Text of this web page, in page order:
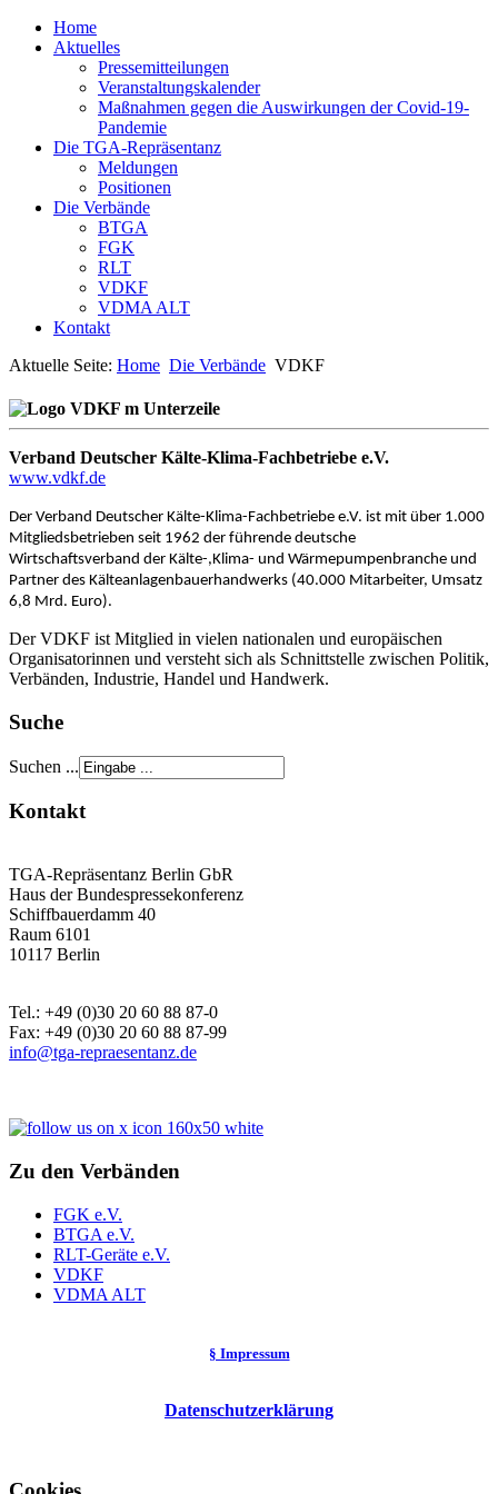
Home
Aktuelles
Pressemitteilungen
Veranstaltungskalender
Maßnahmen gegen die Auswirkungen der Covid-19-
Pandemie
Die TGA-Repräsentanz
Meldungen
Positionen
Die Verbände
BTGA
FGK
RLT
VDKF
VDMA ALT
Kontakt
Aktuelle Seite: Home Die Verbände VDKF
Verband Deutscher Kälte-Klima-Fachbetriebe e.V.
www.vdkf.de
Der Verband Deutscher Kälte-Klima-Fachbetriebe e.V. ist mit über 1.000
Mitgliedsbetrieben seit 1962 der führende deutsche
Wirtschaftsverband der Kälte-,Klima- und Wärmepumpenbranche und
Partner des Kälteanlagenbauerhandwerks (40.000 Mitarbeiter, Umsatz
6,8 Mrd. Euro).
Der VDKF ist Mitglied in vielen nationalen und europäischen
Organisatorinnen und versteht sich als Schnittstelle zwischen Politik,
Verbänden, Industrie, Handel und Handwerk.
Suche
Suchen ...
Kontakt
TGA-Repräsentanz Berlin GbR
Haus der Bundespressekonferenz
Schiffbauerdamm 40
Raum 6101
10117 Berlin
Tel.: +49 (0)30 20 60 88 87-0
Fax: +49 (0)30 20 60 88 87-99
info@tga-repraesentanz.de
Zu den Verbänden
FGK e.V.
BTGA e.V.
RLT-Geräte e.V.
VDKF
VDMA ALT
§ Impressum
Datenschutzerklärung